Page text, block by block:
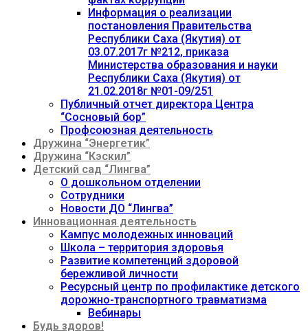
Информация о реализации
постановления Правительства
Республики Саха (Якутия) от
03.07.2017г №212, приказа
Министерства образования и науки
Республики Саха (Якутия) от
21.02.2018г №01-09/251
Публичный отчет директора Центра
“Сосновый бор”
Профсоюзная деятельность
Дружина “Энергетик”
Дружина “Кэскил”
Детский сад “Лингва”
О дошкольном отделении
Сотрудники
Новости ДО “Лингва”
Инновационная деятельность
Кампус молодежных инноваций
Школа – территория здоровья
Развитие компетенций здоровой
бережливой личности
Ресурсный центр по профилактике детского
дорожно-транспортного травматизма
Вебинары
Будь здоров!